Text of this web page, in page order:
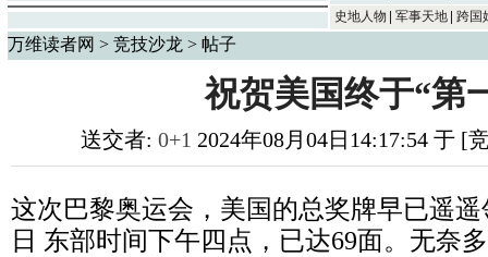
史地人物
军事天地 跨国
万维读者网 > 竞技沙龙 > 帖子
祝贺美国终于“第
送交者: 0+1 2024年08月04日14:17:54 于 [
这次巴黎奥运会，美国的总奖牌早已遥
日 东部时间下午四点，已达69面。无奈